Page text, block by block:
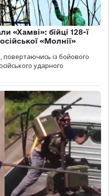
«Хамві»: бійці 128-ї
«Молнії»
повертаючись із бойового
ударного